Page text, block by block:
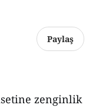
Paylaş
zenginlik